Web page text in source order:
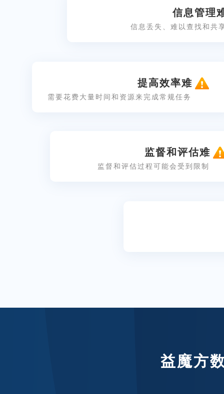
信息管理
信息丢失、难以查找和共
提高效率难
需要花费大量时间和资源来完成常规任务
监督和评估难
监督和评估过程可能会受到限制
益魔方